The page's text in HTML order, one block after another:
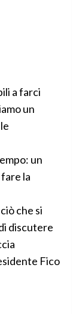
a farci
un
un
la
che si
discutere
Fico